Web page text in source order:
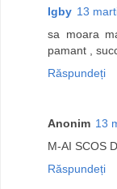
Igby 13
sa moara
pamant ,
Răspundeți
Anonim 13
M-AI SCOS
Răspundeți